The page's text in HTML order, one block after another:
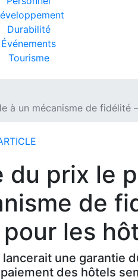
Durabilité
Événements
Tourisme
à un mécanisme de fidélité
prix le
de
les
une garantie
des hôtels